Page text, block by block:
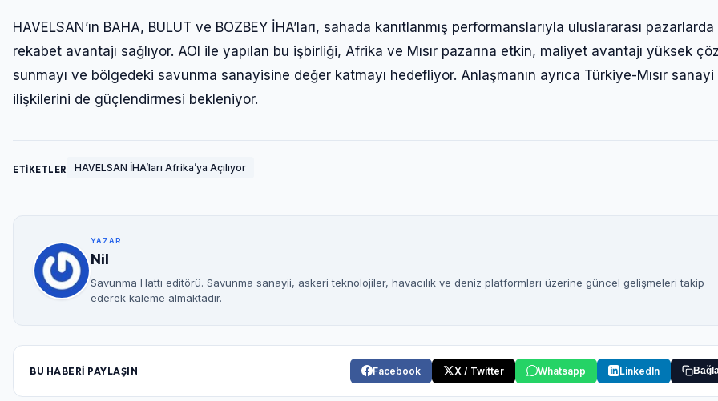
HAVELSAN’ın BAHA, BULUT ve BOZBEY İHA’ları, sahada kanıtlanmış performanslarıyla uluslararası pazarlarda
rekabet avantajı sağlıyor. AOI ile yapılan bu işbirliği, Afrika ve Mısır pazarına etkin, maliyet avantajı yüksek
sunmayı ve bölgedeki savunma sanayisine değer katmayı hedefliyor. Anlaşmanın ayrıca Türkiye-Mısır sanayi
ilişkilerini de güçlendirmesi bekleniyor.
ETİKETLER HAVELSAN İHA’ları Afrika’ya Açılıyor
YAZAR
Nil
Savunma Hattı editörü. Savunma sanayii, askeri teknolojiler, havacılık ve deniz platformları üzerine güncel gelişmeleri takip
ederek kaleme almaktadır.
BU HABERİ PAYLAŞIN Facebook X / Twitter Whatsapp LinkedIn